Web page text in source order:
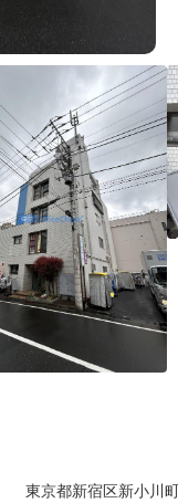
東京都新宿区新小川